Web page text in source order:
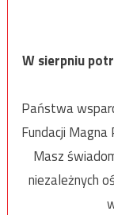
W sierpniu
Państwa
Fundacji Magna
Masz
niezależnych